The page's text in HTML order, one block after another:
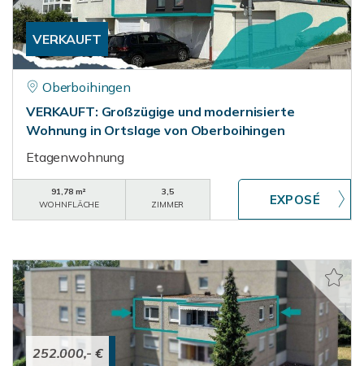
VERKAUFT
Oberboihingen
VERKAUFT: Großzügige und modernisierte
Wohnung in Ortslage von Oberboihingen
Etagenwohnung
91,78 m²
WOHNFLÄCHE
3,5
ZIMMER
252.000,- €